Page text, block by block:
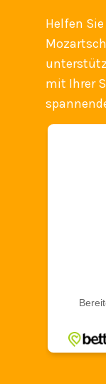
Helfen
mit Ihrer